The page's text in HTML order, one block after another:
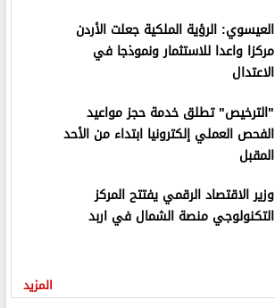
العيسوي: الرؤية الملكية جعلت الأردن
مركزا واعدا للاستثمار ونموذجا في
الاعتدال
"الترخيص" تطلق خدمة حجز مواعيد
الفحص العملي إلكترونيا ابتداء من الأحد
المقبل
وزير الاقتصاد الرقمي يفتتح المركز
التكنولوجي منصة الشمال في اربد
المزيد